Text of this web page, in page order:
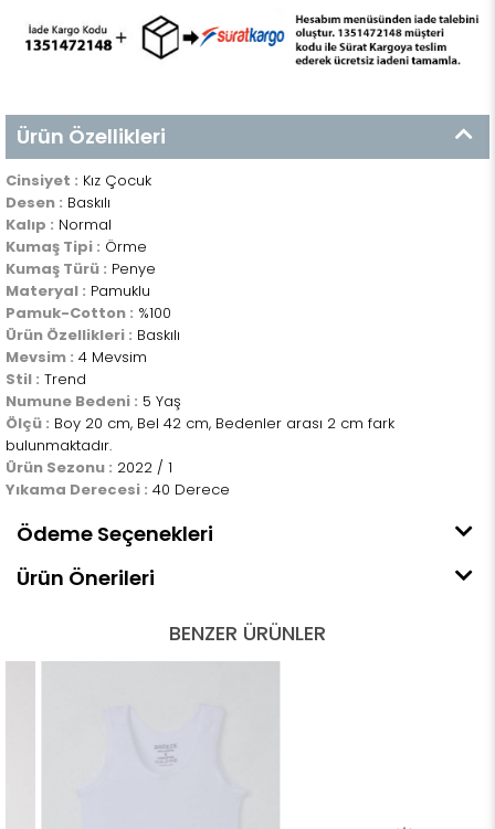
Ürün Özellikleri
Cinsiyet : Kız Çocuk
Desen : Baskılı
Kalıp : Normal
Kumaş Tipi : Örme
Kumaş Türü : Penye
Materyal : Pamuklu
Pamuk-Cotton : %100
Ürün Özellikleri : Baskılı
Mevsim : 4 Mevsim
Stil : Trend
Numune Bedeni : 5 Yaş
Ölçü : Boy 20 cm, Bel 42 cm, Bedenler arası 2 cm fark
bulunmaktadır.
Ürün Sezonu : 2022 / 1
Yıkama Derecesi : 40 Derece
Ödeme Seçenekleri
Ürün Önerileri
BENZER ÜRÜNLER